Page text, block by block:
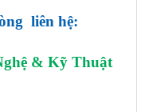
liên hệ:
& Kỹ Thuật